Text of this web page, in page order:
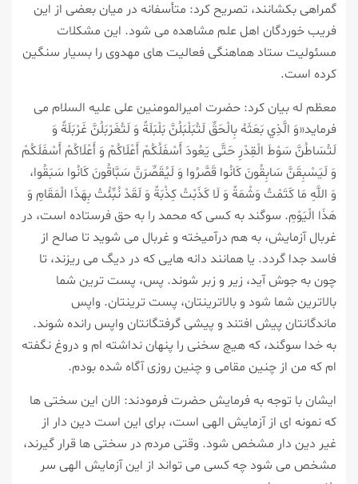
گمراهی بكشانند، تصریح كرد: متأسفانه در میان بعضی از این
فریب خوردگان اهل علم مشاهده می شود. این مشكلات
مسئولیت ستاد هماهنگی فعالیت های مهدوی را بسیار سنگین
كرده است.
معظم له بیان كرد: حضرت امیرالمومنین علی علیه السلام می
فرماید«وَ الَّذِي بَعَثَهُ بِالْحَقِّ لَتُبَلْبَلُنَّ بَلْبَلَةً وَ لَتُغَرْبَلُنَّ غَرْبَلَةً وَ
لَتُسَاطُنَّ سَوْطَ الْقِدْرِ حَتَّى يَعُودَ أَسْفَلُكُمْ أَعْلَاكُمْ وَ أَعْلَاكُمْ أَسْفَلَكُمْ
وَ لَيَسْبِقَنَّ سَابِقُونَ كَانُوا قَصَّرُوا وَ لَيُقَصِّرَنَّ سَبَّاقُونَ كَانُوا سَبَقُوا،
وَ اللَّهِ مَا كَتَمْتُ وَشْمَةً وَ لَا كَذَبْتُ كِذْبَةً وَ لَقَدْ نُبِّئْتُ بِهَذَا الْمَقَامِ وَ
هَذَا الْيَوْمِ. سوگند به كسى كه محمد را به حق فرستاده است، در
غربال آزمايش، به هم درآميخته و غربال مى شويد تا صالح از
فاسد جدا گردد. يا همانند دانه هايى كه در ديگ مى ريزند، تا
چون به جوش آيد، زير و زبر شوند. پس، پست ترين شما
بالاترين شما شود و بالاترينتان، پست ترينتان. واپس
ماندگانتان پيش افتند و پيشى گرفتگانتان واپس رانده شوند.
به خدا سوگند، كه هيچ سخنى را پنهان نداشته ام و دروغ نگفته
ام كه من از چنين مقامى و چنين روزى آگاه شده بودم.
ایشان با توجه به فرمایش حضرت فرمودند: الان این سختی ها
كه نمونه ای از آزمایش الهی است، برای این است دین دار از
غیر دین دار مشخص شود. وقتی مردم در سختی ها قرار گیرند،
مشخص می شود چه كسی می تواند از این آزمایش الهی سر